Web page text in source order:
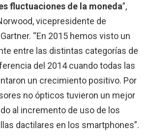
fluctuaciones de la moneda”,
vicepresidente de
“En 2015 hemos visto un
entre las distintas categorías de
del 2014 cuando todas las
un crecimiento positivo. Por
no ópticos tuvieron un mejor
al incremento de uso de los
dactilares en los smartphones”.